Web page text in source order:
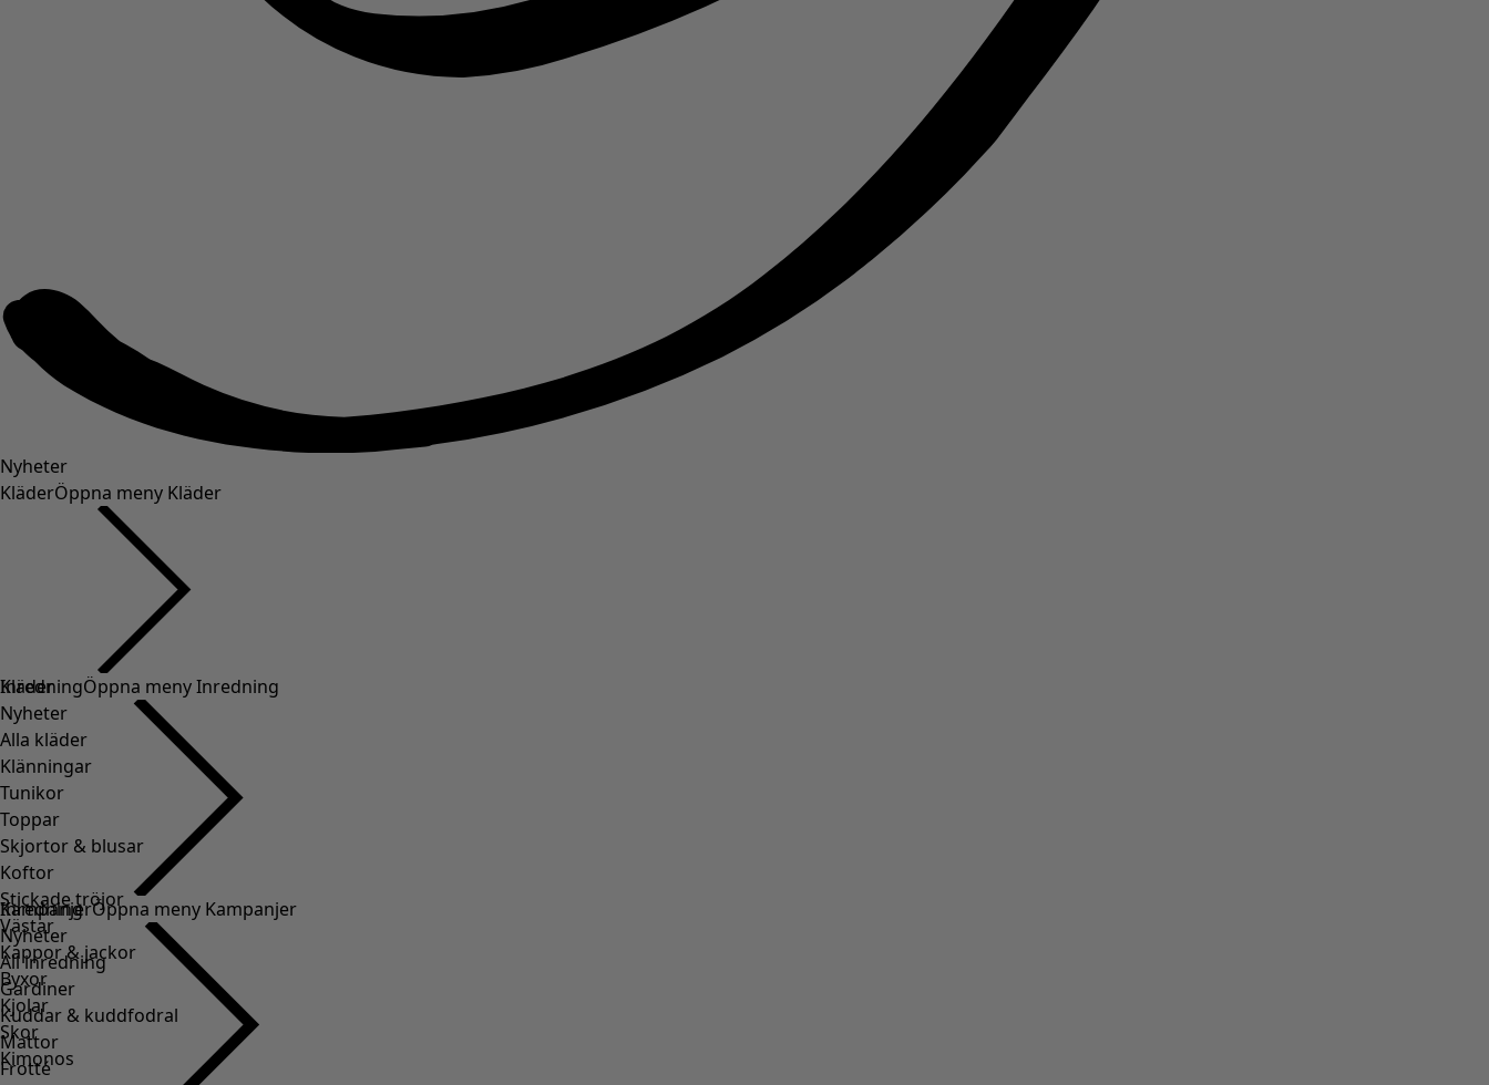
Nyheter
KläderÖppna meny Kläder
Kläder
Nyheter
Alla kläder
Klänningar
Tunikor
Toppar
Skjortor & blusar
Koftor
Stickade tröjor
Västar
Kappor & jackor
Byxor
Kjolar
Skor
Kimonos
InredningÖppna meny Inredning
Inredning
Nyheter
All inredning
Gardiner
Kuddar & kuddfodral
Mattor
Frotté
KampanjerÖppna meny Kampanjer